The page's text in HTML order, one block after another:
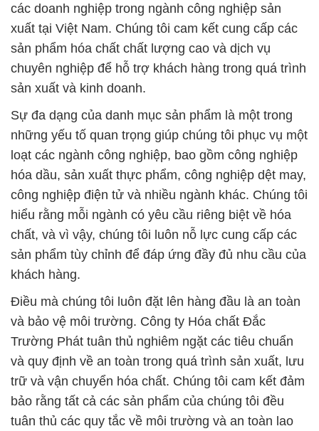
các doanh nghiệp trong ngành công nghiệp sản
xuất tại Việt Nam. Chúng tôi cam kết cung cấp các
sản phẩm hóa chất chất lượng cao và dịch vụ
chuyên nghiệp để hỗ trợ khách hàng trong quá trình
sản xuất và kinh doanh.
Sự đa dạng của danh mục sản phẩm là một trong
những yếu tố quan trọng giúp chúng tôi phục vụ một
loạt các ngành công nghiệp, bao gồm công nghiệp
hóa dầu, sản xuất thực phẩm, công nghiệp dệt may,
công nghiệp điện tử và nhiều ngành khác. Chúng tôi
hiểu rằng mỗi ngành có yêu cầu riêng biệt về hóa
chất, và vì vậy, chúng tôi luôn nỗ lực cung cấp các
sản phẩm tùy chỉnh để đáp ứng đầy đủ nhu cầu của
khách hàng.
Điều mà chúng tôi luôn đặt lên hàng đầu là an toàn
và bảo vệ môi trường. Công ty Hóa chất Đắc
Trường Phát tuân thủ nghiêm ngặt các tiêu chuẩn
và quy định về an toàn trong quá trình sản xuất, lưu
trữ và vận chuyển hóa chất. Chúng tôi cam kết đảm
bảo rằng tất cả các sản phẩm của chúng tôi đều
tuân thủ các quy tắc về môi trường và an toàn lao